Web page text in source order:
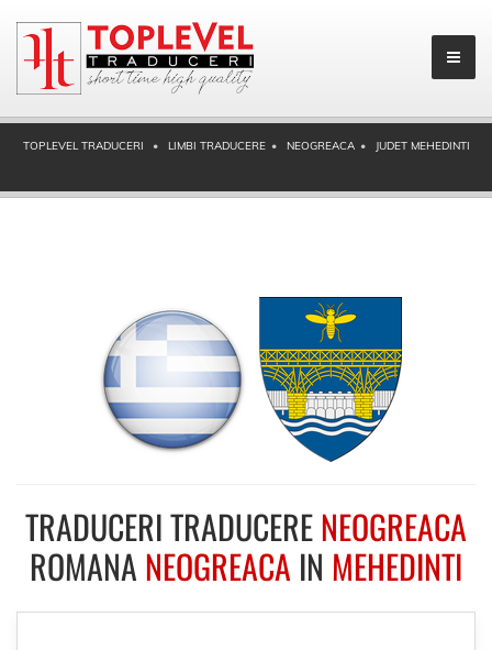
TOPLEVEL TRADUCERI LIMBI TRADUCERE NEOGREACA JUDET MEHEDINTI
TRADUCERI TRADUCERENEOGREACA
ROMANA NEOGREACA IN MEHEDINTI